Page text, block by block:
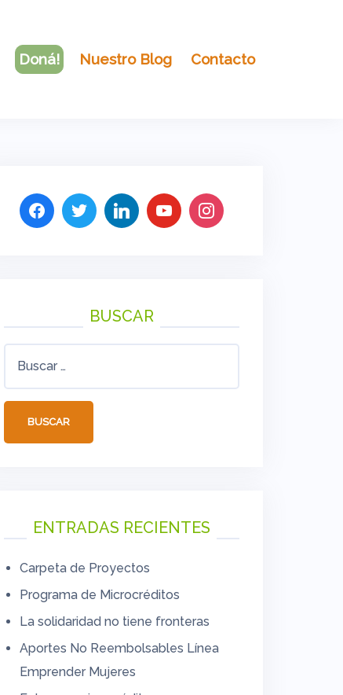
Doná! Nuestro Blog Contacto
BUSCAR
ENTRADAS RECIENTES
Carpeta de Proyectos
Programa de Microcréditos
La solidaridad no tiene fronteras
Aportes No Reembolsables Línea
Emprender Mujeres